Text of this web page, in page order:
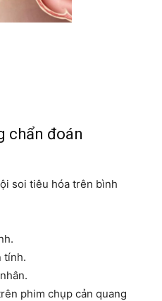
chẩn đoán
soi tiêu hóa trên bình
tính.
phim chụp cản quang